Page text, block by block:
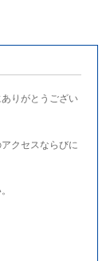
りがとうござい
クセスならびに